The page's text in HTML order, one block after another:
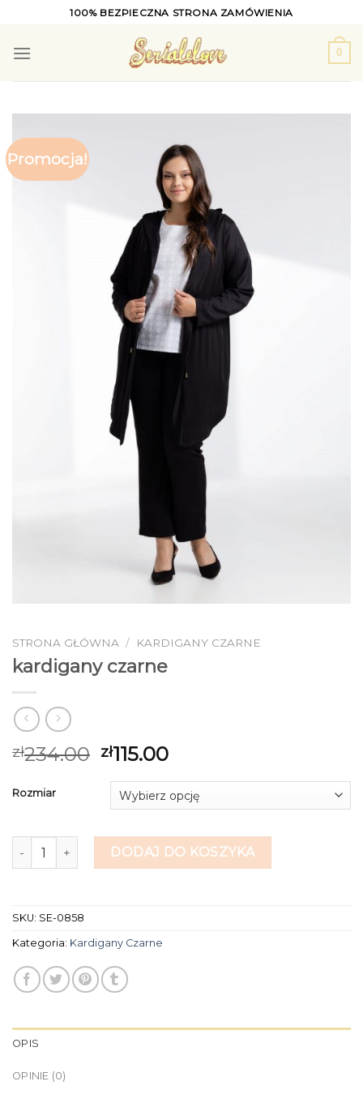
content
100% BEZPIECZNA STRONA ZAMÓWIENIA
0
Promocja!
STRONA GŁÓWNA / KARDIGANY CZARNE
kardigany czarne
zł234.00 zł115.00
Rozmiar
ilość kardigany czarneDODAJ DO KOSZYKA
SKU: SE-0858
Kategoria: Kardigany Czarne
OPIS
OPINIE (0)